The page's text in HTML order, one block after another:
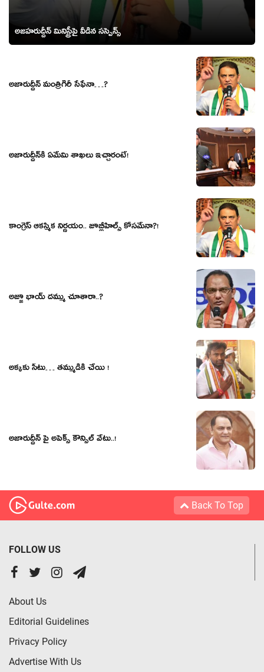
అజహరుద్దీన్ మినిస్ట్రీపై వీడిన సస్పెన్స్
అజారుద్దీన్ మంత్రిగిరీ సేఫేనా…?
అజారుద్దీన్‌కి ఏమేమి శాఖలు ఇచ్చారంటే!
కాంగ్రెస్ ఆక‌స్మిక నిర్ణ‌యం.. జూబ్లీహిల్స్ కోసమేనా?!
అజ్జూ భాయ్ దమ్ము చూశారా..?
అక్కకు సీటు… తమ్ముడికి చేయి !
అజారుద్దీన్ పై అపెక్స్ కౌన్సిల్ వేటు..!
Back To Top
FOLLOW US
About Us
Editorial Guidelines
Privacy Policy
Advertise With Us